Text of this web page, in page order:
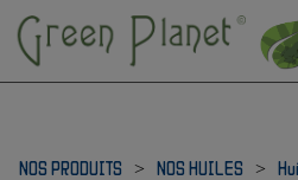
NOS PRODUITS > NOS HUILES >